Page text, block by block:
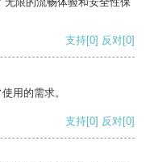
支持[0] 反对[0]
用的需求。
支持[0] 反对[0]